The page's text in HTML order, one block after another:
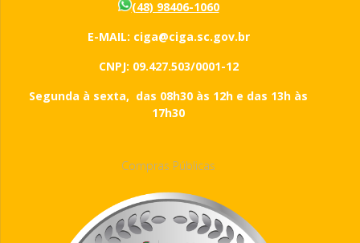
(48) 98406-1060
E-MAIL: ciga@ciga.sc.gov.br
CNPJ: 09.427.503/0001-12
Segunda à sexta, das 08h30 às 12h e das 13h às
17h30
Compras Públicas